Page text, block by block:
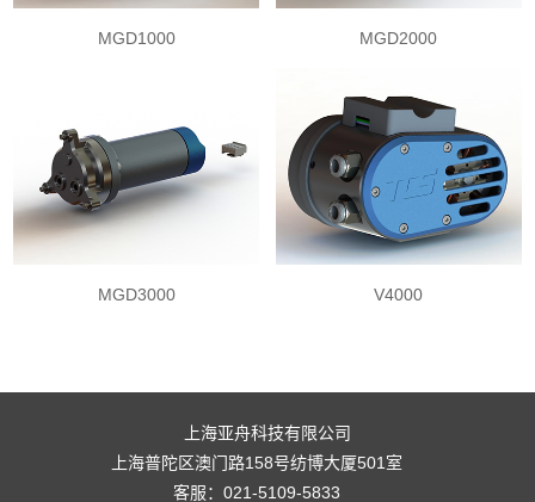
MGD1000 MGD2000
MGD3000 V4000
上海亚舟科技有限公司
上海普陀区澳门路158号纺博大厦501室
客服：021-5109-5833